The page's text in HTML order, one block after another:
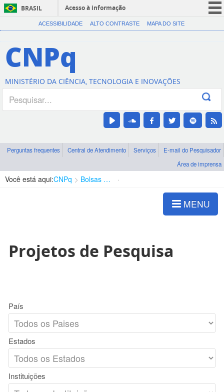
BRASIL
Acesso à informação
CORONAVÍRUS (COVID-19)
Canais
ACESSIBILIDADE ALTO CONTRASTE MAPA DO SITE
CNPq
MINISTÉRIO DA CIÊNCIA, TECNOLOGIA E INOVAÇÕES
Perguntas frequentes Central de Atendimento Serviços
E-mail do Pesquisador
Área de imprensa
Você está aqui:CNPq Bolsas e Auxílios Vigentes
MENU
Projetos de Pesquisa
País
Estados
Instituições